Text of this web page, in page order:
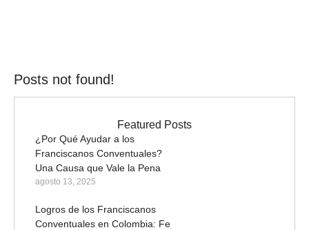
Posts not found!
Featured Posts
¿Por Qué Ayudar a los
Franciscanos Conventuales?
Una Causa que Vale la Pena
agosto 13, 2025
Logros de los Franciscanos
Conventuales en Colombia: Fe